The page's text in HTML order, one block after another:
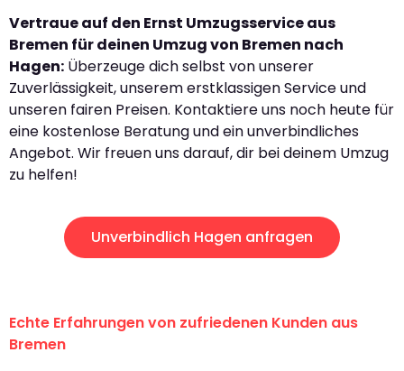
Vertraue auf den Ernst Umzugsservice aus
Bremen für deinen Umzug von Bremen nach
Hagen: Überzeuge dich selbst von unserer
Zuverlässigkeit, unserem erstklassigen Service und
unseren fairen Preisen. Kontaktiere uns noch heute für
eine kostenlose Beratung und ein unverbindliches
Angebot. Wir freuen uns darauf, dir bei deinem Umzug
zu helfen!
Unverbindlich Hagen anfragen
Echte Erfahrungen von zufriedenen Kunden aus
Bremen